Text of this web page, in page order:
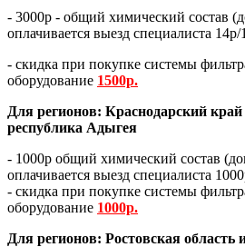
- 3000р - общий химический состав
оплачивается выезд специалиста
- скидка при покупке системы
оборудование 1500р.
Для регионов: Краснодарский
республика Адыгея
- 1000р общий химический состав
оплачивается выезд специалиста
- скидка при покупке системы
оборудование 1000р.
Для регионов: Ростовская область